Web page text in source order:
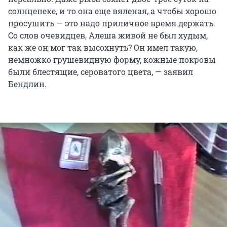
солнцепеке, и то она еще вяленая, а чтобы хорошо
просушить — это надо приличное время держать.
Со слов очевидцев, Алеша живой не был худым,
как же он мог так высохнуть? Он имел такую,
немножко грушевидную форму, кожные покровы
были блестящие, сероватого цвета, — заявил
Бендлин.